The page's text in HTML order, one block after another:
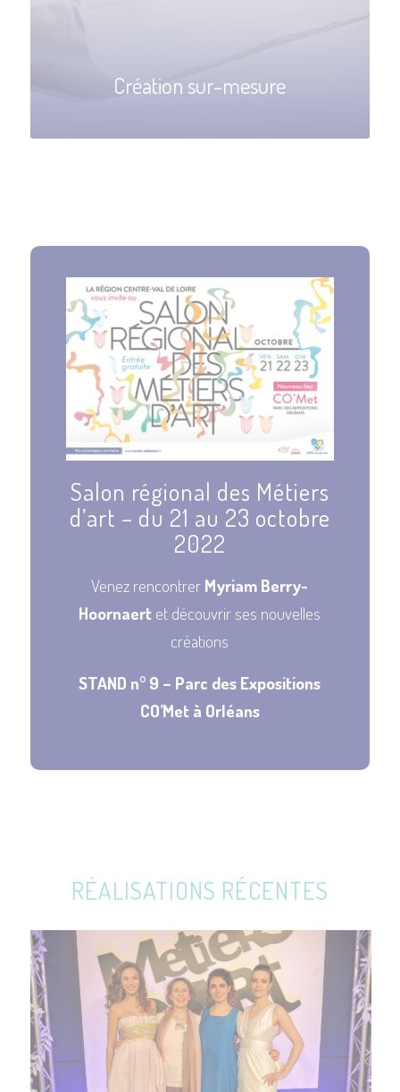
Création sur-mesure
Salon régional des Métiers
d’art – du 21 au 23 octobre
2022
Venez rencontrer Myriam Berry-
Hoornaert et découvrir ses nouvelles
créations
STAND n° 9 – Parc des Expositions
CO’Met à Orléans
RÉALISATIONS RÉCENTES